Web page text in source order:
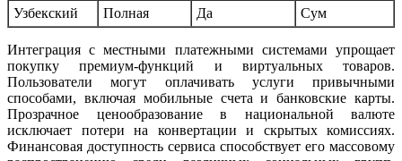
Узбекский
Полная Да Сум
Интеграция с местными платежными системами упрощает
покупку премиум-функций и виртуальных товаров.
Пользователи могут оплачивать услуги привычными
способами, включая мобильные счета и банковские карты.
Прозрачное ценообразование в национальной валюте
исключает потери на конвертации и скрытых комиссиях.
Финансовая доступность сервиса способствует его массовому